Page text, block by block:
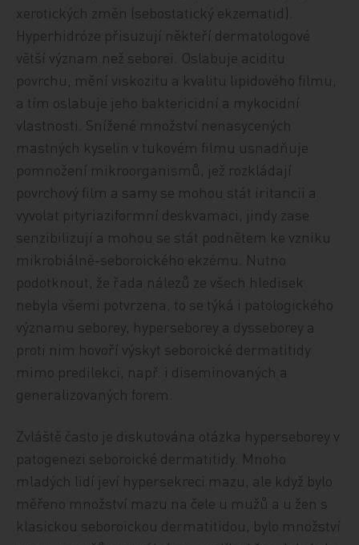
xerotických změn (sebostatický ekzematid).
Hyperhidróze přisuzují někteří dermatologové
větší význam než seborei. Oslabuje aciditu
povrchu, mění viskozitu a kvalitu lipidového filmu,
a tím oslabuje jeho baktericidní a mykocidní
vlastnosti. Snížené množství nenasycených
mastných kyselin v tukovém filmu usnadňuje
pomnožení mikroorganismů, jež rozkládají
povrchový film a samy se mohou stát iritancii a
vyvolat pityriaziformní deskvamaci, jindy zase
senzibilizují a mohou se stát podnětem ke vzniku
mikrobiálně-seboroického ekzému. Nutno
podotknout, že řada nálezů ze všech hledisek
nebyla všemi potvrzena, to se týká i patologického
významu seborey, hyperseborey a dysseborey a
proti nim hovoří výskyt seboroické dermatitidy
mimo predilekci, např. i diseminovaných a
generalizovaných forem.
Zvláště často je diskutována otázka hyperseborey v
patogenezi seboroické dermatitidy. Mnoho
mladých lidí jeví hypersekreci mazu, ale když bylo
měřeno množství mazu na čele u mužů a u žen s
klasickou seboroickou dermatitidou, bylo množství